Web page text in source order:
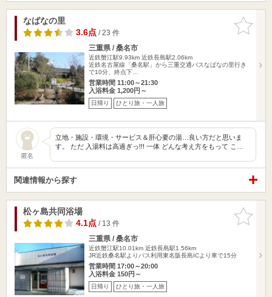
お気に入
りに追加
なばなの里
3.6点/ 23 件
三重県 / 桑名市
近鉄蟹江駅9.93km 近鉄長島駅2.06km
近鉄名古屋線「桑名駅」から三重交通バスなばなの里行き
で10分、終点下…
営業時間 11:00～21:30
入浴料金 1,200円～
日帰り ひとり旅・一人旅
匿名
立地・施設・環境・サービス＆肝心要の湯…良い方だと思いま
す。 ただ 入湯料は高過ぎっ!!! 一体 どんな考え方をもって こ…
関連情報から探す
お気に入
りに追加
松ヶ島共同浴場
4.1点/ 13 件
三重県 / 桑名市
近鉄蟹江駅10.01km 近鉄長島駅1.56km
JR近鉄桑名駅よりバス利用東名阪長島ICより車で15分
営業時間 17:00～20:00
入浴料金 150円～
日帰り ひとり旅・一人旅